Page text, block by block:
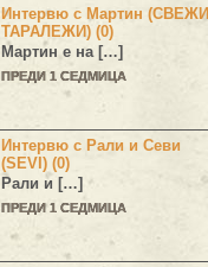
Интервю с Мартин (СВЕЖИ
ТАРАЛЕЖИ) (0)
Мартин е на […]
ПРЕДИ 1 СЕДМИЦА
Интервю с Рали и Севи
(SEVI) (0)
Рали и […]
ПРЕДИ 1 СЕДМИЦА